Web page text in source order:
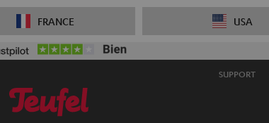
FRANCE USA
SUPPORT